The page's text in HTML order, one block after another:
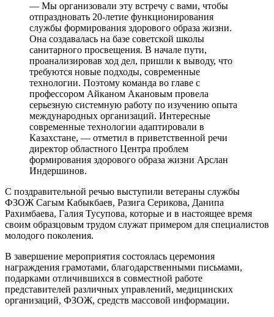
— Мы организовали эту встречу с вами, чтобы
отпраздновать 20-летие функционирования
службы формирования здорового образа жизни.
Она создавалась на базе советской школы
санитарного просвещения. В начале пути,
проанализировав ход дел, пришли к выводу, что
требуются новые подходы, современные
технологии. Поэтому команда во главе с
профессором Айканом Акановым провела
серьезную системную работу по изучению опыта
международных организаций. Интересные
современные технологии адаптировали в
Казахстане, — отметил в приветственной речи
директор областного Центра проблем
формирования здорового образа жизни Арслан
Индершинов.
С поздравительной речью выступили ветераны службы
ФЗОЖ Сагым Кабыкбаев, Разига Серикова, Данипа
Рахимбаева, Галия Тусупова, которые и в настоящее время
своим образцовым трудом служат примером для специалистов
молодого поколения.
В завершение мероприятия состоялась церемония
награждения грамотами, благодарственными письмами,
подарками отличившихся в совместной работе
представителей различных управлений, медицинских
организаций, ФЗОЖ, средств массовой информации.